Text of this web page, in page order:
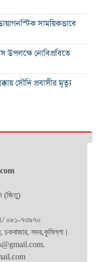
সাময়িকভাবে
উপলক্ষে নোবিপ্রবিতে
সৌদি প্রবাসীর মৃত্যু
গ্রেপ্তার ৩
দুই মাসে ২৫টি
বিজিবি
প্রশাসন সংস্কারের বার্তা
কুমিল্লা হাই স্কুল
হবে আগামীকাল
(জিতু)
০৮১-৭৩৯৭০
চকবাজার, সদর,কুমিল্লা।